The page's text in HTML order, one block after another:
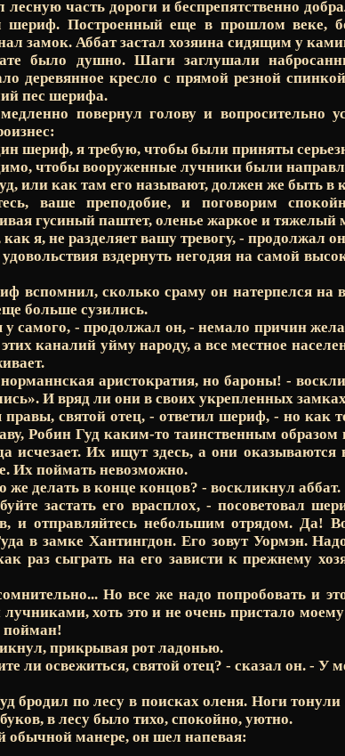
лесную часть дороги и беспрепятственно
шериф. Построенный еще в прошлом веке,
замок. Аббат застал хозяина сидящим у
было душно. Шаги заглушали
деревянное кресло с прямой резной
пес шерифа.
повернул голову и вопросительно
шериф, я требую, чтобы были приняты
чтобы вооруженные лучники были
или как там его называют, должен же быть в
ваше преподобие, и поговорим
гусиный паштет, оленье жаркое и тяжелый
я, не разделяет вашу тревогу, - продолжал
вздернуть негодяя на самой
вспомнил, сколько сраму он натерпелся на
больше сузились.
самого, - продолжал он, - немало причин
каналий уйму народу, а все местное
аристократия, но бароны! -
И вряд ли они в своих укрепленных замках
святой отец, - ответил шериф, - но как
Робин Гуд каким-то таинственным
исчезает. Их ищут здесь, а они
Их поймать невозможно.
же делать в конце концов? - воскликнул аббат.
застать его врасплох, - посоветовал
и отправляйтесь небольшим отрядом.
в замке Хантингдон. Его зовут Уормэн.
раз сыграть на его зависти к прежнему
Но все же надо попробовать и
хоть это и не очень пристало
пойман!
прикрывая рот ладонью.
ли освежиться, святой отец? - сказал он. - У
бродил по лесу в поисках оленя. Ноги
в лесу было тихо, спокойно, уютно.
обычной манере, он шел напевая: